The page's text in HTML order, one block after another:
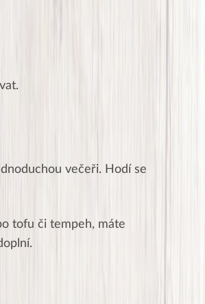
večeři. Hodí se
tofu či tempeh, máte
Moc Vám všem děkuji za krásný pátek,